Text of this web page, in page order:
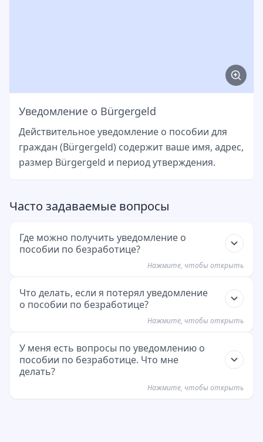
Уведомление о Bürgergeld
Действительное уведомление о пособии для
граждан (Bürgergeld) содержит ваше имя, адрес,
размер Bürgergeld и период утверждения.
Часто задаваемые вопросы
Где можно получить уведомление о
пособии по безработице?
Нажмите, чтобы открыть
Вы получаете уведомление о пособии по
безработице из агентства по трудоустройству.
Оно отправляется вам по почте после
безработице.
скопировать
Что делать, если я потерял уведомление
о пособии по безработице?
Нажмите, чтобы открыть
Вы можете запросить новую копию в агентстве
по трудоустройству. Придите лично или
позвоните им. Возьмите с собой удостоверение
У меня есть вопросы по уведомлению о
пособии по безработице. Что мне
делать?
Нажмите, чтобы открыть